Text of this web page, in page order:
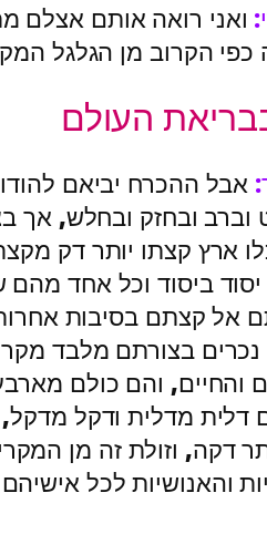
ואני רואה אותם
הקרוב מן הגלגל
העולם
אבל ההכרח יביאם
ובחזק ובחלש, אך
ארץ קצתו יותר דק
ביסוד וכל אחד
קצתם בסיבות אחרות
נכרים בצורתם מלבד
והחיים, והם כולם
דלית מדלית ודקל
דקה, וזולת זה מן
והאנושיות לכל